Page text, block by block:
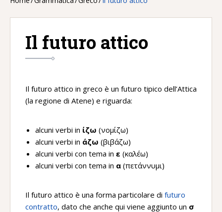
Il futuro attico
Il futuro attico in greco è un futuro tipico dell’Attica
(la regione di Atene) e riguarda:
alcuni verbi in ίζω (νομίζω)
alcuni verbi in άζω (βιβάζω)
alcuni verbi con tema in ε (καλέω)
alcuni verbi con tema in α (πετάννυμι)
Il futuro attico è una forma particolare di futuro
contratto, dato che anche qui viene aggiunto un σ